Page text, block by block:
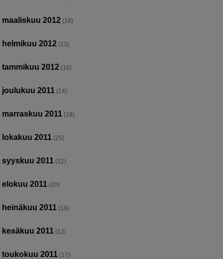
maaliskuu 2012 (18)
helmikuu 2012 (13)
tammikuu 2012 (16)
joulukuu 2011 (14)
marraskuu 2011 (19)
lokakuu 2011 (25)
syyskuu 2011 (12)
elokuu 2011 (20)
heinäkuu 2011 (18)
kesäkuu 2011 (12)
toukokuu 2011 (17)